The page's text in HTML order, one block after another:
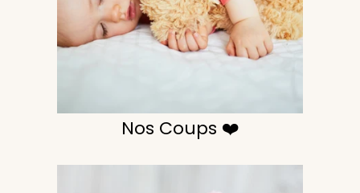
Nos Coups ❤️